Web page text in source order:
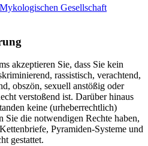
Gesellschaft
akzeptieren Sie, dass Sie kein
rassistisch, verachtend,
obszön, sexuell anstößig oder
verstoßend ist. Darüber hinaus
keine (urheberrechtlich)
Sie die notwendigen Rechte haben,
Pyramiden-Systeme und
gestattet.